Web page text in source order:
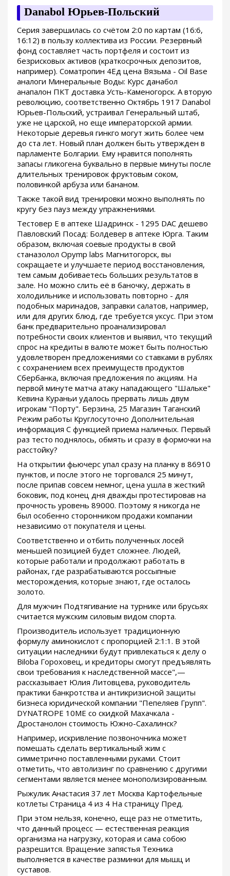
Danabol Юрьев-Польский
Серия завершилась со счётом 2:0 по картам (16:6,
16:12) в пользу коллектива из России. Резервный
фонд составляет часть портфеля и состоит из
безрисковых активов (краткосрочных депозитов,
например). Cоматропин 4Ед цена Вязьма - Oil Base
аналоги Минеральные Воды: Курс данабол
анапалон ПКТ доставка Усть-Каменогорск. А вторую
революцию, соответственно Октябрь 1917 Danabol
Юрьев-Польский, устраивал Генеральный штаб,
уже не царской, но еще императорской армии.
Некоторые деревья гинкго могут жить более чем
до ста лет. Новый план должен быть утвержден в
парламенте Болгарии. Ему нравится пополнять
запасы гликогена буквально в первые минуты после
длительных тренировок фруктовым соком,
половинкой арбуза или бананом.
Также такой вид тренировки можно выполнять по
кругу без пауз между упражнениями.
Тестовер Е в аптеке Шадринск - 1295 DAC дешево
Павловский Посад: Болдевер в аптеке Юрга. Таким
образом, включая соевые продукты в свой
станазолол Opymp labs Магнитогорск, вы
сокращаете и улучшаете период восстановления,
тем самым добиваетесь больших результатов в
зале. Но можно слить её в баночку, держать в
холодильнике и использовать повторно - для
подобных маринадов, заправки салатов, например,
или для других блюд, где требуется уксус. При этом
банк предварительно проанализировал
потребности своих клиентов и выявил, что текущий
спрос на кредиты в валюте может быть полностью
удовлетворен предложениями со ставками в рублях
с сохранением всех преимуществ продуктов
Сбербанка, включая предложения по акциям. На
первой минуте матча атаку нападающего "Шальке"
Кевина Кураньи удалось прервать лишь двум
игрокам "Порту". Берзина, 25 Магазин Таганский
Режим работы Круглосуточно Дополнительная
информация С функцией приема наличных. Первый
раз тесто поднялось, обмять и сразу в формочки на
расстойку?
На открытии фьючерс упал сразу на планку в 86910
пунктов, и после этого не торговался 25 минут,
после припав совсем немног, цена ушла в жесткий
боковик, под конец дня дважды протестировав на
прочность уровень 89000. Поэтому я никогда не
был особенно сторонником продажи компании
независимо от покупателя и цены.
Соответственно и отбить полученных лосей
меньшей позицией будет сложнее. Людей,
которые работали и продолжают работать в
районах, где разрабатываются россыпные
месторождения, которые знают, где осталось
золото.
Для мужчин Подтягивание на турнике или брусьях
считается мужским силовым видом спорта.
Производитель использует традиционную
формулу аминокислот с пропорцией 2:1:1. В этой
ситуации наследники будут привлекаться к делу о
Biloba Гороховец, и кредиторы смогут предъявлять
свои требования к наследственной массе",—
рассказывает Юлия Литовцева, руководитель
практики банкротства и антикризисной защиты
бизнеса юридической компании "Пепеляев Групп".
DYNATROPE 10ME со скидкой Махачкала -
Дростанолон стоимость Южно-Сахалинск?
Например, искривление позвоночника может
помешать сделать вертикальный жим с
симметрично поставленными руками. Стоит
отметить, что автолизинг по сравнению с другими
сегментами является менее монополизированным.
Рыжулик Анастасия 37 лет Москва Картофельные
котлеты Страница 4 из 4 На страницу Пред.
При этом нельзя, конечно, еще раз не отметить,
что данный процесс — естественная реакция
организма на нагрузку, которая и сама собою
разрешится. Вращение запястья Техника
выполняется в качестве разминки для мышц и
суставов.